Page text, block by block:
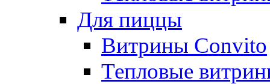
Для пиццы
Витрины Convito
Тепловые